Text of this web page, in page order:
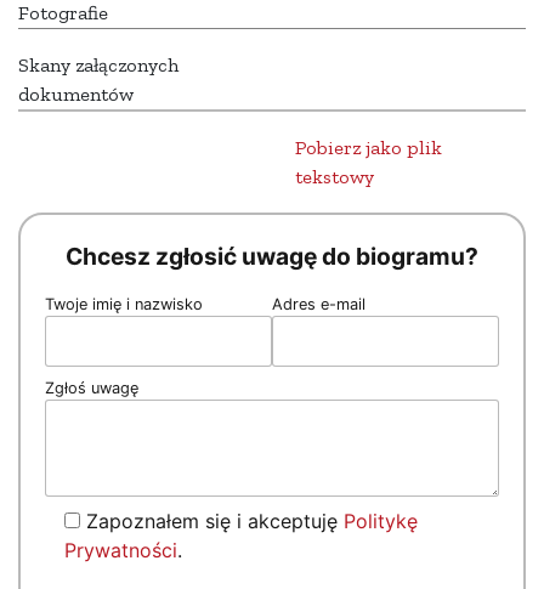
Fotografie
Skany załączonych
dokumentów
Pobierz jako plik
tekstowy
Chcesz zgłosić uwagę do biogramu?
Twoje imię i nazwisko Adres e-mail
Zgłoś uwagę
Zapoznałem się i akceptuję Politykę
Prywatności.